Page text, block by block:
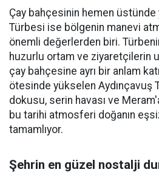
Çay bahçesinin hemen üstünde
Türbesi ise bölgenin manevi
önemli değerlerden biri.
huzurlu ortam ve ziyaretçilerin
çay bahçesine ayrı bir anlam
ötesinde yükselen Aydınçavuş
dokusu, serin havası ve
bu tarihi atmosferi doğanın
tamamlıyor.
Şehrin en güzel nostalji